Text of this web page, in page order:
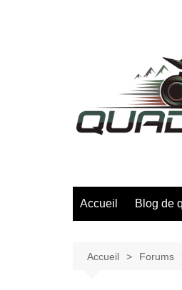
Accueil Blog de
Accueil Forums